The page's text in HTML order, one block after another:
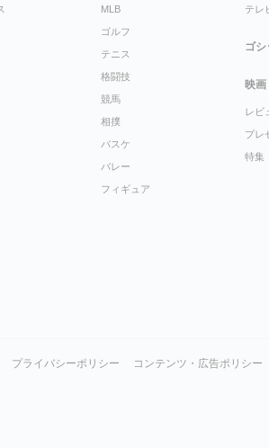
MLB
ゴルフ
テニス
格闘技
競馬
相撲
バスケ
バレー
フィギュア
テレ
ゴシ
映画
レビ
プレ
特集
プライバシーポリシー コンテンツ・広告ポリシー